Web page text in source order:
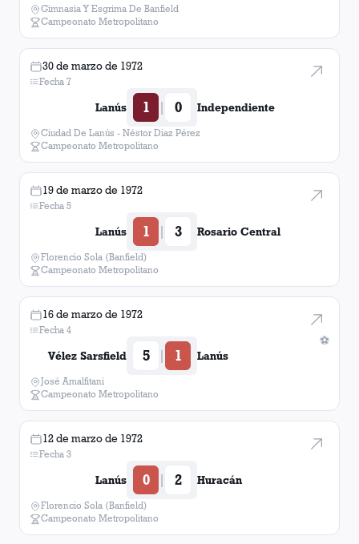
Gimnasia Y Esgrima De Banfield
Campeonato Metropolitano
30 de marzo de 1972
Fecha 7
Lanús 1 | 0 Independiente
Ciudad De Lanús - Néstor Diaz Pérez
Campeonato Metropolitano
19 de marzo de 1972
Fecha 5
Lanús 1 | 3 Rosario Central
Florencio Sola (Banfield)
Campeonato Metropolitano
⚽
16 de marzo de 1972
Fecha 4
Vélez Sarsfield 5 | 1 Lanús
José Amalfitani
Campeonato Metropolitano
12 de marzo de 1972
Fecha 3
Lanús 0 | 2 Huracán
Florencio Sola (Banfield)
Campeonato Metropolitano